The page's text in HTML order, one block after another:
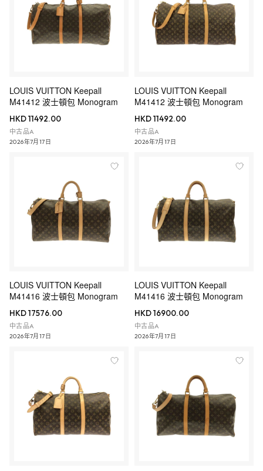
LOUIS VUITTON Keepall
M41412 波士頓包 Monogram
HKD 11492.00
中古品A
2026年7月17日
LOUIS VUITTON Keepall
M41412 波士頓包 Monogram
HKD 11492.00
中古品A
2026年7月17日
LOUIS VUITTON Keepall
M41416 波士頓包 Monogram
HKD 17576.00
中古品A
2026年7月17日
LOUIS VUITTON Keepall
M41416 波士頓包 Monogram
HKD 16900.00
中古品A
2026年7月17日